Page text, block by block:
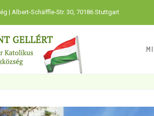
| Albert-Schäffle-Str. 30, 70186 Stuttgart